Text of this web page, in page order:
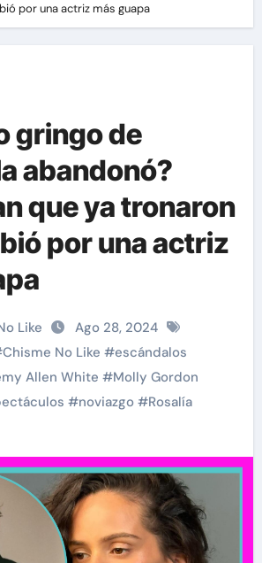
por una actriz más guapa
gringo de
abandonó?
que ya tronaron
por una actriz
Like
Ago 28, 2024
Chisme No Like #escándalos
Allen White #Molly Gordon
#noviazgo#Rosalía